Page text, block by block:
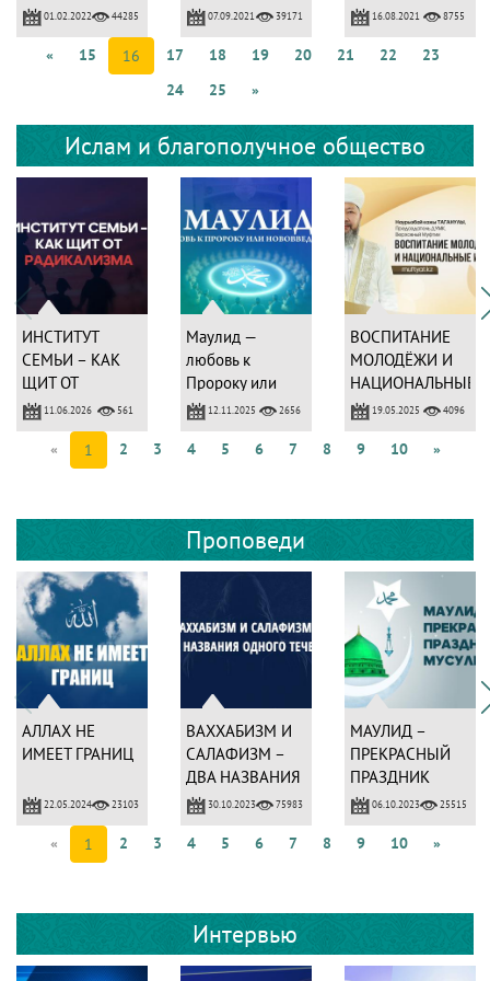
РАДЖАБ
01.02.2022 44285 07.09.2021 39171 16.08.2021 8755
« 15 16 17 18 19 20 21 22
23
24
25 »
Ислам и благополучное общество
ИНСТИТУТ
СЕМЬИ – КАК
ЩИТ ОТ
РАДИКАЛИЗМА
11.06.2026 561
Маулид —
любовь к
Пророку или
нововведение?
12.11.2025 2656
ВОСПИТАНИЕ
МОЛОДЁЖИ И
НАЦИОНАЛЬНЫЕ
ИНТЕРЕСЫ
19.05.2025 4096
« 1 2 3 4 5 6 7 8 9 10 »
Проповеди
АЛЛАХ НЕ
ИМЕЕТ ГРАНИЦ
22.05.2024 23103
ВАХХАБИЗМ И
САЛАФИЗМ –
ДВА НАЗВАНИЯ
ОДНОГО
ТЕЧЕНИЯ
30.10.2023 75983
МАУЛИД –
ПРЕКРАСНЫЙ
ПРАЗДНИК
МУСУЛЬМАН
06.10.2023 25515
« 1 2 3 4 5 6 7 8 9 10 »
Интервью